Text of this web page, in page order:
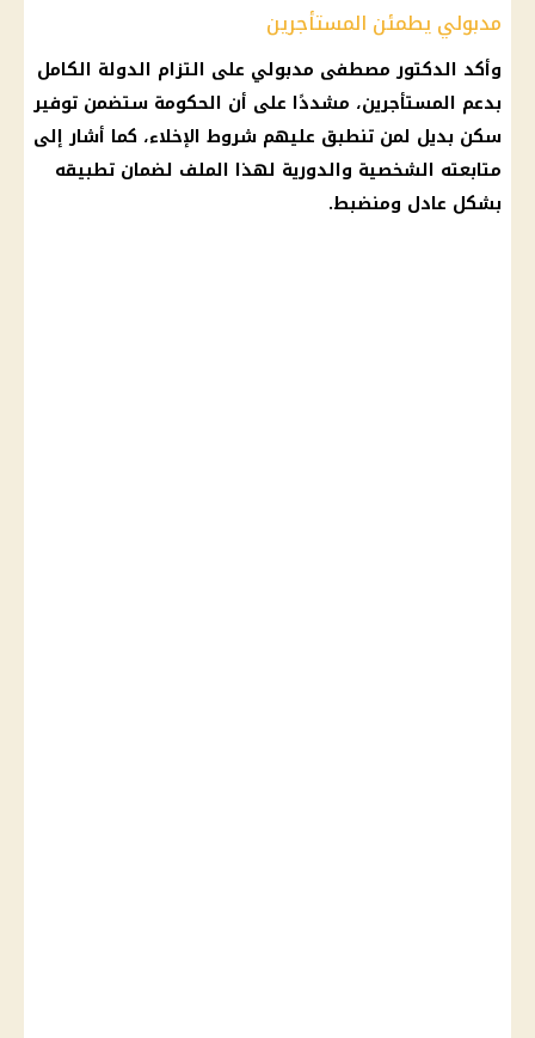
مدبولي يطمئن المستأجرين
وأكد الدكتور مصطفى مدبولي على التزام الدولة الكامل
بدعم المستأجرين، مشددًا على أن الحكومة ستضمن توفير
سكن بديل لمن تنطبق عليهم شروط الإخلاء، كما أشار إلى
متابعته الشخصية والدورية لهذا الملف لضمان تطبيقه
بشكل عادل ومنضبط.